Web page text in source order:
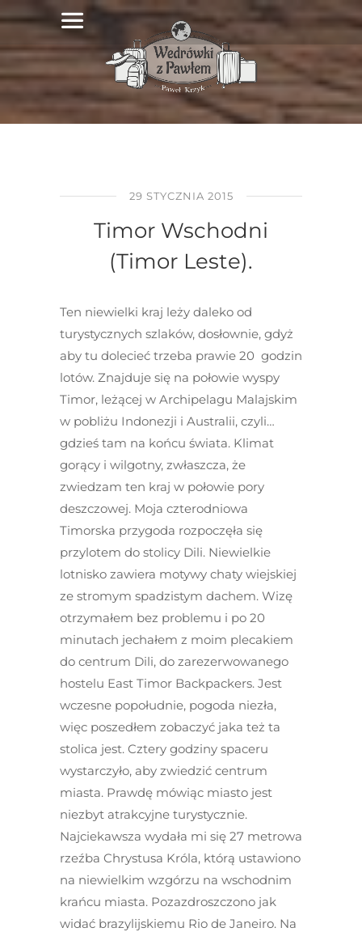
29 STYCZNIA 2015
Timor Wschodni
(Timor Leste).
Ten niewielki kraj leży daleko od
turystycznych szlaków, dosłownie, gdyż
aby tu dolecieć trzeba prawie 20 godzin
lotów. Znajduje się na połowie wyspy
Timor, leżącej w Archipelagu Malajskim
w pobliżu Indonezji i Australii, czyli…
gdzieś tam na końcu świata. Klimat
gorący i wilgotny, zwłaszcza, że
zwiedzam ten kraj w połowie pory
deszczowej. Moja czterodniowa
Timorska przygoda rozpoczęła się
przylotem do stolicy Dili. Niewielkie
lotnisko zawiera motywy chaty wiejskiej
ze stromym spadzistym dachem. Wizę
otrzymałem bez problemu i po 20
minutach jechałem z moim plecakiem
do centrum Dili, do zarezerwowanego
hostelu East Timor Backpackers. Jest
wczesne popołudnie, pogoda niezła,
więc poszedłem zobaczyć jaka też ta
stolica jest. Cztery godziny spaceru
wystarczyło, aby zwiedzić centrum
miasta. Prawdę mówiąc miasto jest
niezbyt atrakcyjne turystycznie.
Najciekawsza wydała mi się 27 metrowa
rzeźba Chrystusa Króla, którą ustawiono
na niewielkim wzgórzu na wschodnim
krańcu miasta. Pozazdroszczono jak
widać brazylijskiemu Rio de Janeiro. Na